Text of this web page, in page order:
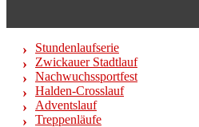
Stundenlaufserie
Zwickauer Stadtlauf
Nachwuchssportfest
Halden-Crosslauf
Adventslauf
Treppenläufe